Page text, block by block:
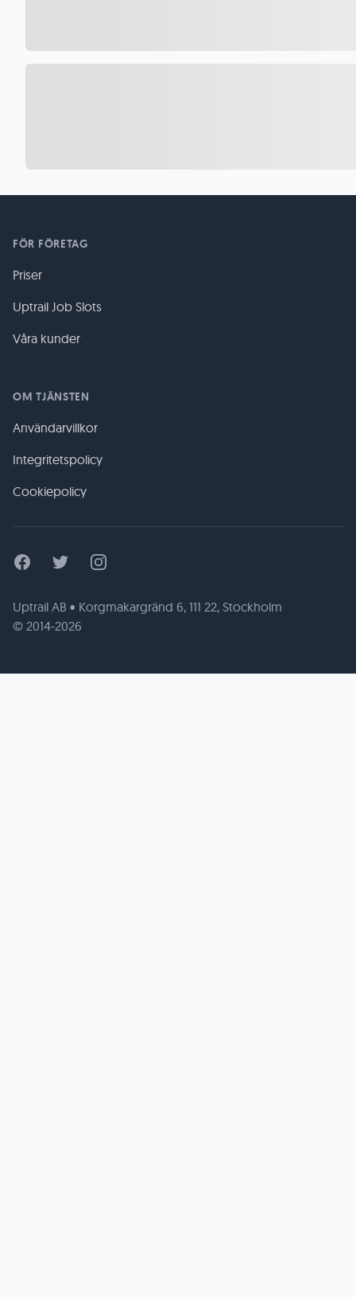
FÖR FÖRETAG
Priser
Uptrail Job Slots
Våra kunder
OM TJÄNSTEN
Användarvillkor
Integritetspolicy
Cookiepolicy
FacebookTwitter Instagram
Uptrail AB • Korgmakargränd 6, 111 22, Stockholm
© 2014-2026